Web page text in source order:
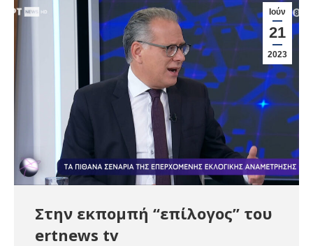
Ιούν
21
2023
Στην εκπομπή “επίλογος” του
ertnews tv